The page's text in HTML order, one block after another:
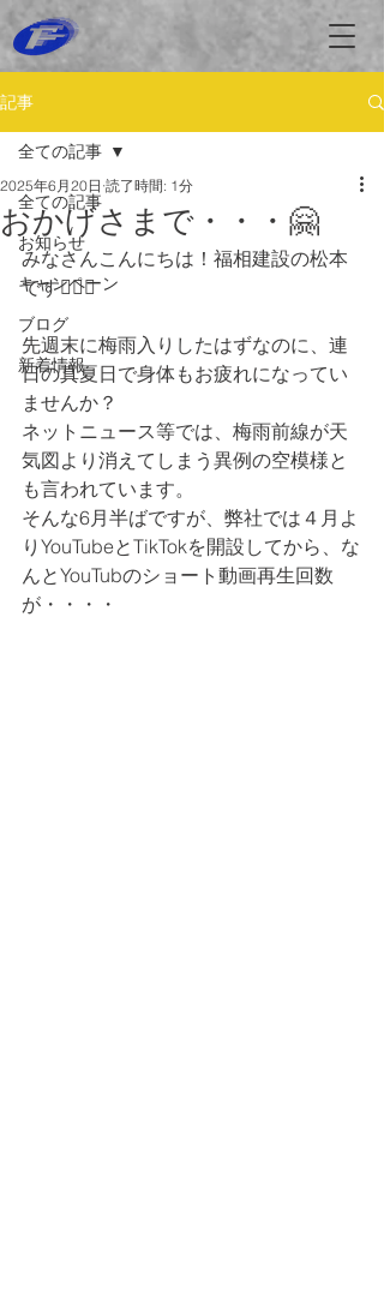
記事
全ての記事
お知らせ
キャンペーン
ブログ
新着情報
全ての記事
おかげさまで・・・🤗
2025年6月20日 読了時間: 1分
みなさんこんにちは！福相建設の松本
です💁🏻‍♀️
先週末に梅雨入りしたはずなのに、連
日の真夏日で身体もお疲れになってい
ませんか？
ネットニュース等では、梅雨前線が天
気図より消えてしまう異例の空模様と
も言われています。
そんな6月半ばですが、弊社では４月よ
りYouTubeとTikTokを開設してから、な
んとYouTubのショート動画再生回数
が・・・・